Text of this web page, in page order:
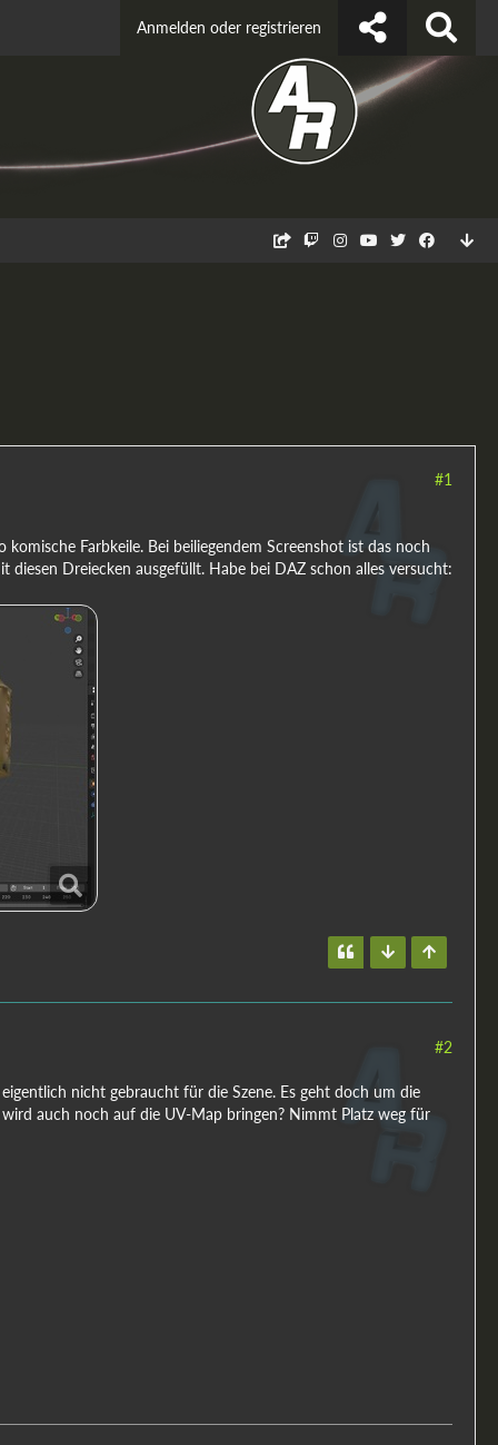
Anmelden oder registrieren
#1
Farbkeile. Bei beiliegendem Screenshot ist das noch
diesen Dreiecken ausgefüllt. Habe bei DAZ schon alles versucht:
#2
nicht gebraucht für die Szene. Es geht doch um die
auch noch auf die UV-Map bringen? Nimmt Platz weg für